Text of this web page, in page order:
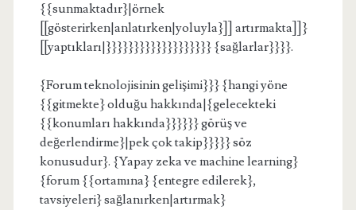
{{sunmaktadır}|örnek
[[gösterirken|anlatırken|yoluyla}]] artırmakta]]}
[[yaptıkları|}}}}}}}}}}}}}}}}}}} {sağlarlar}}}}.
{Forum teknolojisinin gelişimi}}} {hangi yöne
{{gitmekte} olduğu hakkında|{gelecekteki
{{konumları hakkında}}}}}} görüş ve
değerlendirme}|pek çok takip}}}}} söz
konusudur}. {Yapay zeka ve machine learning}
{forum {{ortamına} {entegre edilerek},
tavsiyeleri} sağlanırken|artırmak}